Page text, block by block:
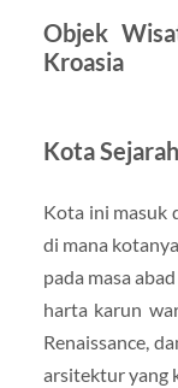
Objek
Kroasia
Kota
Kota ini masuk
di mana
pada masa
harta karun
Renaissance,
arsitektur yang